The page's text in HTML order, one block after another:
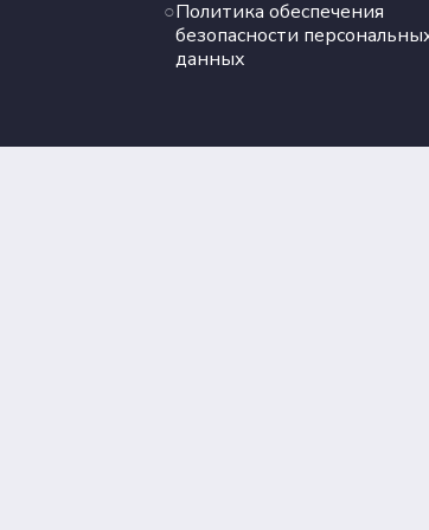
Политика обеспечения
безопасности
данных